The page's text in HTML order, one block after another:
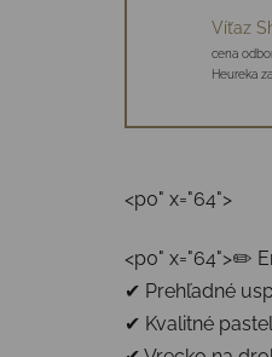
Víťaz
cena
Heureka
<p0" x="64">
<p0" x="64">✏️
✔ Prehľadné
✔ Kvalitné